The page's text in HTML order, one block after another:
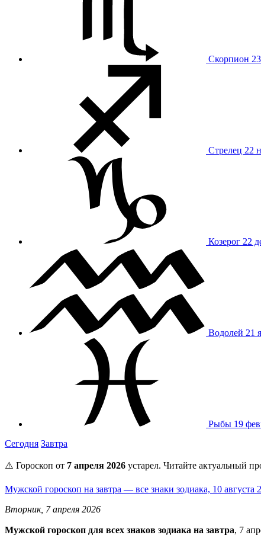
Скорпион
Стрелец 22
Козерог 22
Водолей 21
Рыбы 19
Сегодня Завтра
⚠️ Гороскоп от 7 апреля 2026 устарел. Читайте актуальный
Мужской гороскоп на завтра — все знаки зодиака, 10 августа
Вторник, 7 апреля 2026
Мужской гороскоп для всех знаков зодиака на завтра, 7